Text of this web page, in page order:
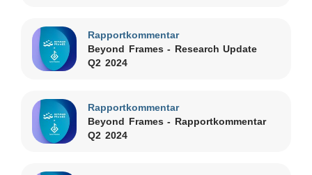
Rapportkommentar
Beyond Frames - Research Update
Q2 2024
Rapportkommentar
Beyond Frames - Rapportkommentar
Q2 2024